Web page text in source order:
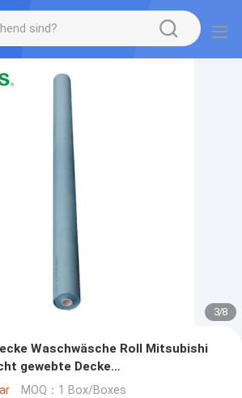
3/8
Waschwäsche Roll Mitsubishi
gewebte Decke
MOQ：1 Box/Boxes